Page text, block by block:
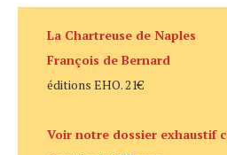
La Chartreuse de Naples
François de Bernard
éditions EHO. 21€
Voir notre dossier exhaustif